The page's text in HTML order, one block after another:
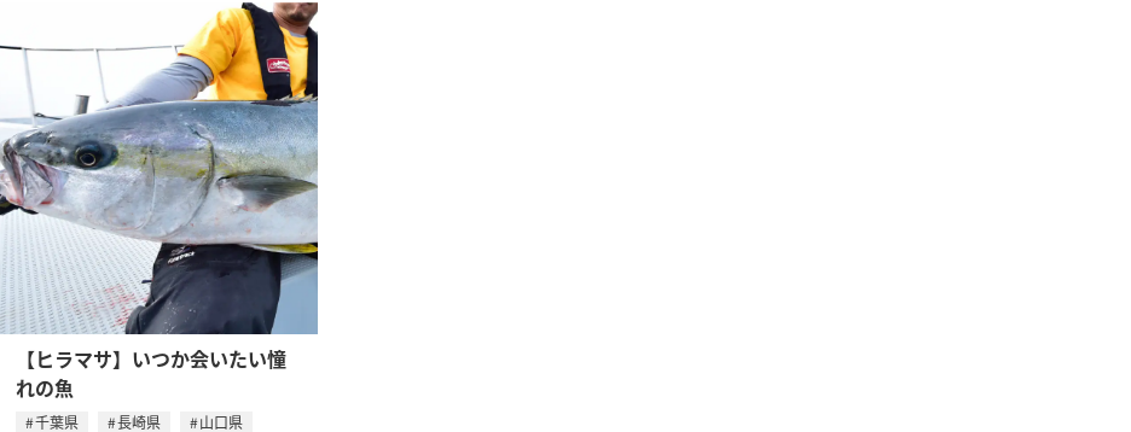
【ヒラマサ】いつか会いたい憧
れの魚
千葉県 長崎県
山口県